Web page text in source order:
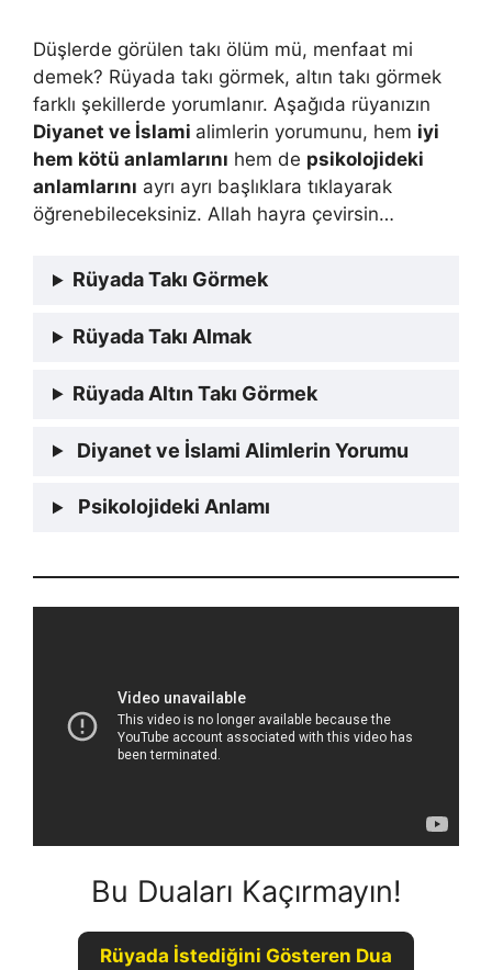
Düşlerde görülen takı ölüm mü, menfaat mi
demek? Rüyada takı görmek, altın takı görmek
farklı şekillerde yorumlanır. Aşağıda rüyanızın
Diyanet ve İslami alimlerin yorumunu, hem iyi
hem kötü anlamlarını hem de psikolojideki
anlamlarını ayrı ayrı başlıklara tıklayarak
öğrenebileceksiniz. Allah hayra çevirsin…
Rüyada Takı Görmek
Rüyada Takı Almak
Rüyada Altın Takı Görmek
Diyanet ve İslami Alimlerin Yorumu
Psikolojideki Anlamı
Bu Duaları Kaçırmayın!
Rüyada İstediğini Gösteren Dua